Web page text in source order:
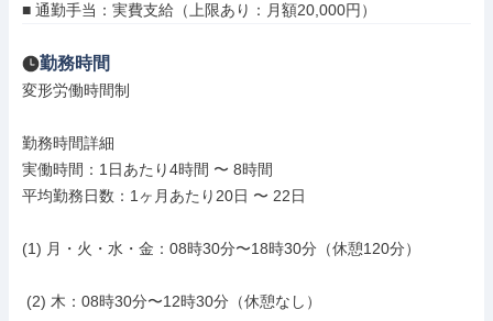
■ 通勤手当：実費支給（上限あり：月額20,000円）
勤務時間
変形労働時間制
勤務時間詳細
実働時間：1日あたり4時間 〜 8時間
平均勤務日数：1ヶ月あたり20日 〜 22日
(1) 月・火・水・金：08時30分〜18時30分（休憩120分）